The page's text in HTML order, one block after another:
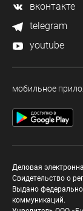
вконтакте
telegram
youtube
мобильное
Деловая
Свидетельство о
Выдано
коммуникаций.